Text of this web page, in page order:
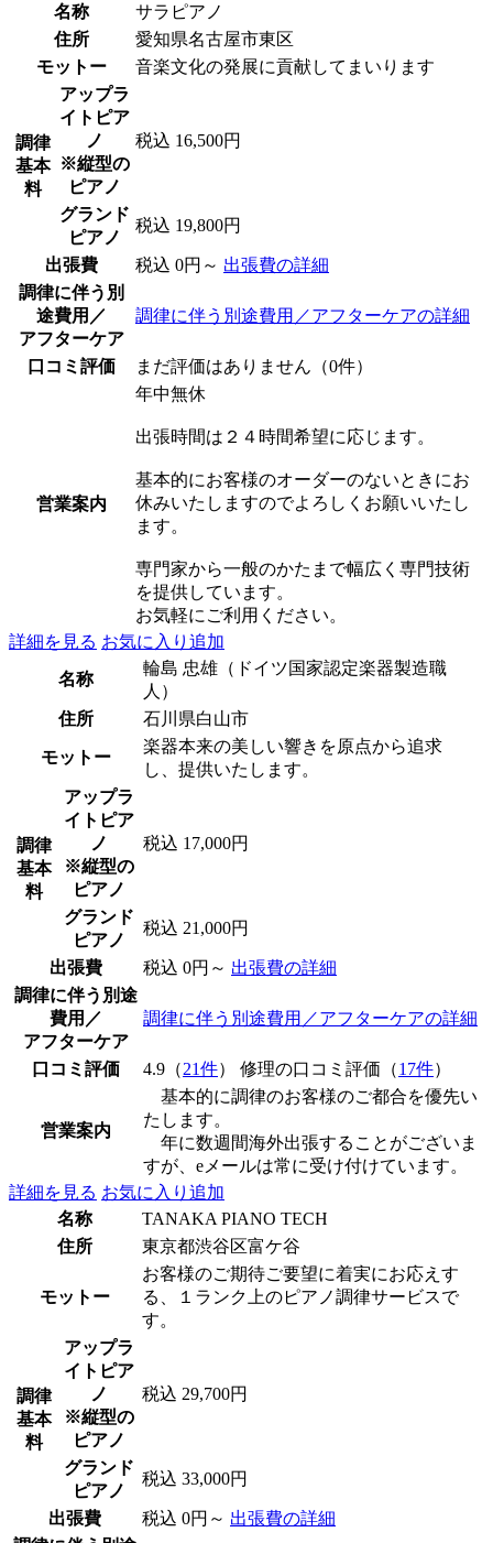
名称
サラピアノ
住所
愛知県名古屋市東区
モットー
音楽文化の発展に貢献してまいります
調律
基本
料
アップラ
イトピア
ノ
※縦型の
ピアノ
税込 16,500円
グランド
ピアノ
税込 19,800円
出張費 税込 0円～ 出張費の詳細
調律に伴う別
途費用／
アフターケア
調律に伴う別途費用／アフターケアの詳細
口コミ評価 まだ評価はありません（0件）
営業案内
年中無休
出張時間は２４時間希望に応じます。
基本的にお客様のオーダーのないときにお
休みいたしますのでよろしくお願いいたし
ます。
専門家から一般のかたまで幅広く専門技術
を提供しています。
お気軽にご利用ください。
詳細を見る お気に入り追加
名称
輪島 忠雄（ドイツ国家認定楽器製造職
人）
住所
石川県白山市
モットー
楽器本来の美しい響きを原点から追求
し、提供いたします。
調律
基本
料
アップラ
イトピア
ノ
※縦型の
ピアノ
税込 17,000円
グランド
ピアノ
税込 21,000円
出張費 税込 0円～ 出張費の詳細
調律に伴う別途
費用／
アフターケア
調律に伴う別途費用／アフターケアの詳細
口コミ評価 4.9（21件） 修理の口コミ評価（17件）
営業案内
基本的に調律のお客様のご都合を優先い
たします。
年に数週間海外出張することがございま
すが、eメールは常に受け付けています。
詳細を見る お気に入り追加
名称
TANAKA PIANO TECH
住所
東京都渋谷区富ケ谷
モットー
お客様のご期待ご要望に着実にお応えす
る、１ランク上のピアノ調律サービスで
す。
調律
基本
料
アップラ
イトピア
ノ
※縦型の
ピアノ
税込 29,700円
グランド
ピアノ
税込 33,000円
出張費 税込 0円～ 出張費の詳細